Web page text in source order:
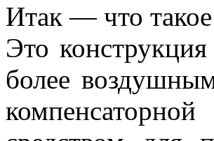
Итак — что такое
Это
более